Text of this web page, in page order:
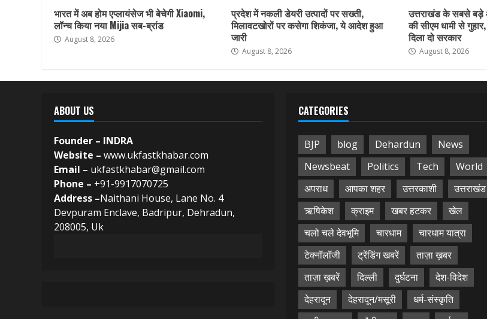
भारत में अब होम एप्लायंसेज भी बेचेगी Xiaomi,
लॉन्च किया नया Mijia सब-ब्रांड
August 8, 2026
प्रदेश में नकली डेयरी उत्पादों पर सख्ती,
मिलावटखोरों पर कसेगा शिकंजा, ये आदेश हुआ
जारी
August 8, 2026
उत्तराखंड के सबसे
की सीएम धामी से
दिला दो सरकार
August 8, 2026
ABOUT US
Founder – INDRA
Website – www.ukfastkhabar.com
Email – ukfastkhabar@gmail.com
Phone – +91-9917070725
Address –Naithani House, Lane No. 4
Devpuram Enclave, Badripur, Dehradun,
208005, Uk
CATEGORIES
BJP blog Dehardun
News
Newsbeat
Politics Tech
World
अपराध
आपका शहर उत्तरकाशी
उत्तराखंड
ऋषिकेश
क्राइम खबर हटकर
खेल
चलो चले देवभूमि
चारधाम
चारधाम यात्रा
टेक्नॉलॉजी
ट्रेंडिंग खबरें
ताज़ा ख़बर
ताज़ा ख़बरें
दिल्ली दुर्घटना
देश-विदेश
देहरादून
देहरादून/मसूरी
धर्म-संस्कृति